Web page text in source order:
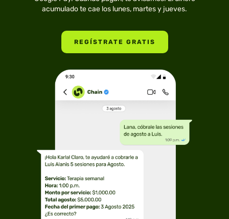
acumulado te cae los lunes, martes y jueves.
REGÍSTRATE GRATIS